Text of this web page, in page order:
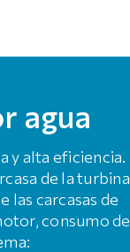
agua
y alta eficiencia.
de la turbina
las carcasas de
consumo de